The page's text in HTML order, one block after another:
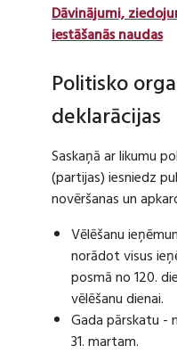
Dāvinājumi,
iestāšanās naudas
Politisko
deklarācijas
Saskaņā ar likumu
(partijas) iesniedz
novēršanas un
Vēlēšanu
norādot visus
posmā no 120.
vēlēšanu dienai.
Gada pārskatu -
31. martam.